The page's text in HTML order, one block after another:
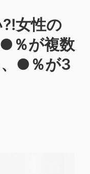
女性の
％が複数
、●％が3